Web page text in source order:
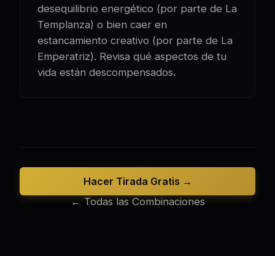
desequilibrio energético (por parte de La
Templanza) o bien caer en
estancamiento creativo (por parte de La
Emperatriz). Revisa qué aspectos de tu
vida están descompensados.
← Todas las Combinaciones
Hacer Tirada Gratis →